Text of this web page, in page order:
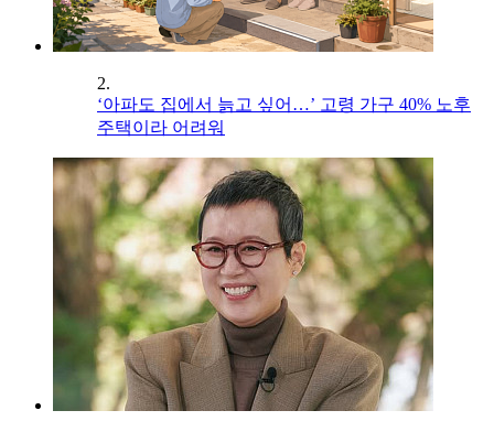
2.
‘아파도 집에서 늙고 싶어…’ 고령 가구 40% 노후
주택이라 어려워